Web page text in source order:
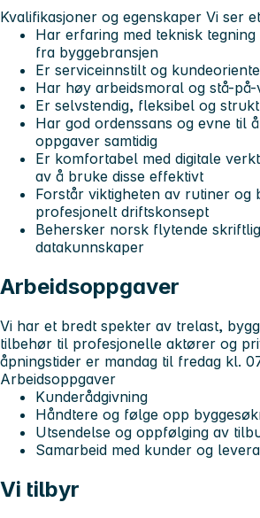
Kvalifikasjoner og egenskaper Vi ser
Har erfaring med teknisk
fra byggebransjen
Er serviceinnstilt og
Har høy arbeidsmoral og stå-på-
Er selvstendig, fleksibel og
Har god ordenssans og evne til
oppgaver samtidig
Er komfortabel med digitale
av å bruke disse effektivt
Forstår viktigheten av rutiner og
profesjonelt driftskonsept
Behersker norsk flytende
datakunnskaper
Arbeidsoppgaver
Vi har et bredt spekter av trelast,
tilbehør til profesjonelle aktører og
åpningstider er mandag til fredag kl.
Arbeidsoppgaver
Kunderådgivning
Håndtere og følge opp
Utsendelse og oppfølging av
Samarbeid med kunder og
Vi tilbyr